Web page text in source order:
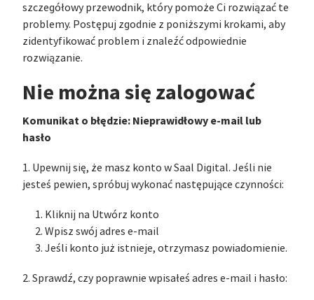
szczegółowy przewodnik, który pomoże Ci rozwiązać te
problemy. Postępuj zgodnie z poniższymi krokami, aby
zidentyfikować problem i znaleźć odpowiednie
rozwiązanie.
Nie można się zalogować
Komunikat o błędzie: Nieprawidłowy e-mail lub
hasło
1. Upewnij się, że masz konto w Saal Digital. Jeśli nie
jesteś pewien, spróbuj wykonać następujące czynności:
Kliknij na Utwórz konto
Wpisz swój adres e-mail
Jeśli konto już istnieje, otrzymasz powiadomienie.
2. Sprawdź, czy poprawnie wpisałeś adres e-mail i hasło: